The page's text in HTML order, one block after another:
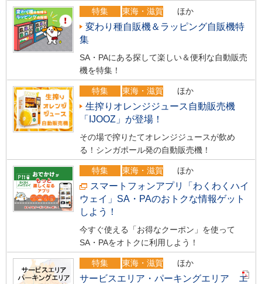
特集 東海・滋賀 ほか
変わり種自販機＆ラッピング自販機特
集
SA・PAにある探して楽しい＆便利な自動販売
機を特集！
特集 東海・滋賀 ほか
生搾りオレンジジュース自動販売機
「IJOOZ」が登場！
その場で搾りたてオレンジジュースが飲め
る！シンガポール発の自動販売機！
特集 東海・滋賀 ほか
スマートフォンアプリ「わくわくハイ
ウェイ」SA・PAのおトクな情報ゲット
しよう！
今すぐ使える「お得なクーポン」を使って
SA・PAをオトクに利用しよう！
特集 東海・滋賀 ほか
サービスエリア・パーキングエリア エ